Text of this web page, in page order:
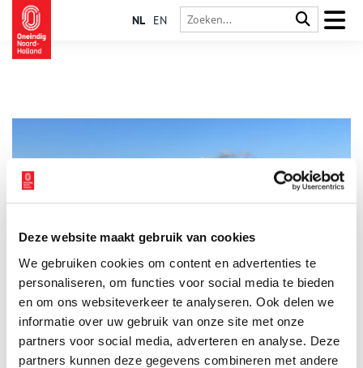
Deze website maakt gebruik van cookies
We gebruiken cookies om content en advertenties te
personaliseren, om functies voor social media te bieden
en om ons websiteverkeer te analyseren. Ook delen we
informatie over uw gebruik van onze site met onze
partners voor social media, adverteren en analyse. Deze
partners kunnen deze gegevens combineren met andere
NL EN
Welke plaats vind jij het meest kenmerkend voor Noord-
Holland? ‘Van de pont over de Markervaart stap je in De
Woude bijna in een andere wereld,’ vertelt Erik Luik. Het dorpje
De Woude is de plek waar hij ons graag mee heen neemt. Een
dromerig eilandje aan de rand van het Alkmaardermeer. Met
weidse vergezichten en een bijzonder natuurgebied. Alsof de
tijd hier stil heeft gestaan.